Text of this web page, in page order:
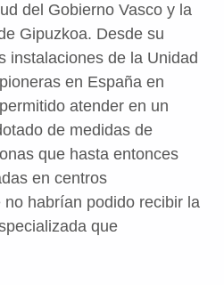
del Gobierno Vasco y la
Gipuzkoa. Desde su
instalaciones de la Unidad
en España en
atender en un
de medidas de
que hasta entonces
en centros
habrían podido recibir la
que